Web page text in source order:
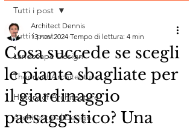
Tutti i post
Landscape Design
Theory of Architecture
History of Architecture
Architectural Design
Tutti i post
Cosa succede se scegli
le piante sbagliate per
il giardinaggio
paesaggistico? Una
Architect Dennis
13 nov 2024 Tempo di lettura: 4 min